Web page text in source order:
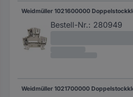
Bestell-Nr.: 280949